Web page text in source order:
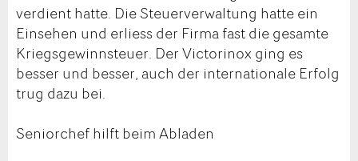
verdient hatte. Die Steuerverwaltung hatte ein
Einsehen und erliess der Firma fast die gesamte
Kriegsgewinnsteuer. Der Victorinox ging es
besser und besser, auch der internationale Erfolg
trug dazu bei.
Seniorchef hilft beim Abladen